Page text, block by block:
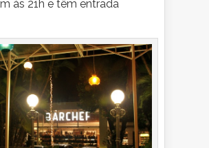
às 21h e têm entrada